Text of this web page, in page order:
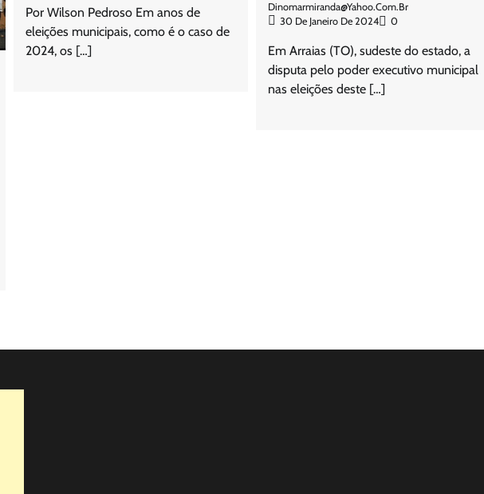
Por Wilson Pedroso Em anos de
eleições municipais, como é o caso de
2024, os […]
Dinomarmiranda@yahoo.com.br
30 De Janeiro De 2024
0
Em Arraias (TO), sudeste do estado, a
disputa pelo poder executivo municipal
nas eleições deste […]